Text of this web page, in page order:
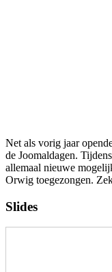
Net als vorig jaar
de Joomaldagen.
allemaal nieuwe
Orwig toegezongen.
Slides